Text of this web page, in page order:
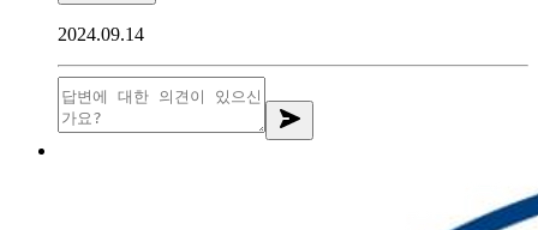
2024.09.14